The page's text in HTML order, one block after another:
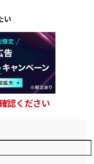
い
認ください